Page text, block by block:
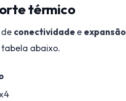
térmico
conectividade e expansão
abaixo.